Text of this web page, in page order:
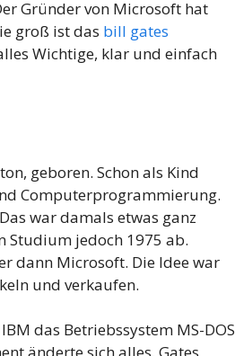
Gründer von Microsoft hat
groß ist das bill gates
Wichtige, klar und einfach
geboren. Schon als Kind
Computerprogrammierung.
war damals etwas ganz
Studium jedoch 1975 ab.
dann Microsoft. Die Idee war
und verkaufen.
das Betriebssystem MS-DOS